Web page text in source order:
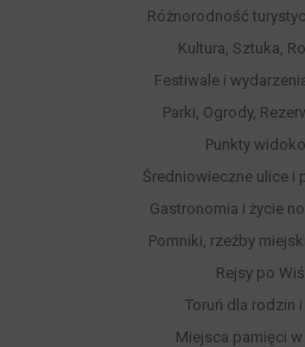
Różnorodność
Kultura, Sztuka,
Festiwale i
Parki, Ogrody,
Punkty
Średniowieczne ulice i
Gastronomia i życie
Pomniki, rzeźby
Rejsy po
Toruń dla rodzin
Miejsca pamięci w